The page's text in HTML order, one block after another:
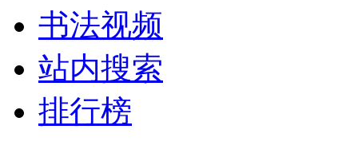
书法视频
站内搜索
排行榜